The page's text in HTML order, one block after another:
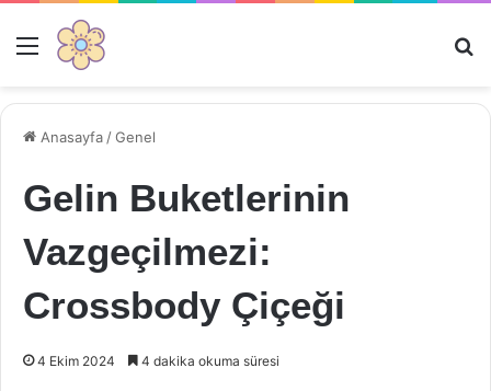
Menü
Anasayfa /Genel
Gelin Buketlerinin
Vazgeçilmezi:
Crossbody Çiçeği
4 Ekim 2024 4 dakika okuma süresi